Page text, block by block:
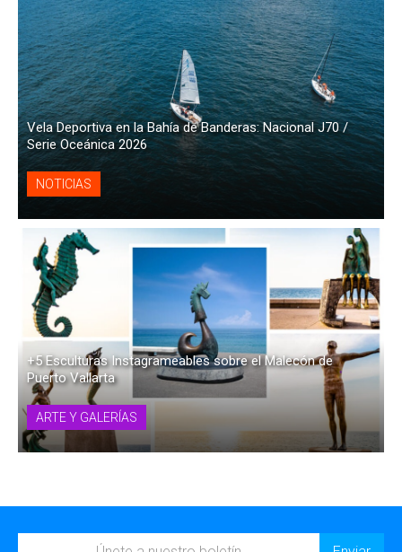
Vela Deportiva en la Bahía de Banderas: Nacional J70 /
Serie Oceánica 2026
NOTICIAS
+5 Esculturas Instagrameables sobre el Malecón de
Puerto Vallarta
ARTE Y GALERÍAS